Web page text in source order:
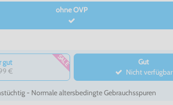
ohne OVP
gut
€
SALE
Gut
Nicht verfügbar
- Normale altersbedingte Gebrauchsspuren